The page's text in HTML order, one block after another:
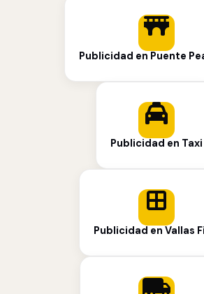
Publicidad en Puente
Publicidad en Taxi
Publicidad en Vallas